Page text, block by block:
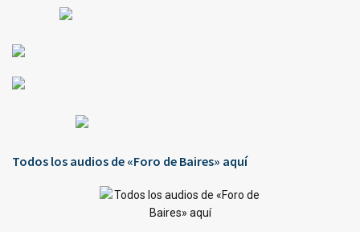
Todos los audios de «Foro de Baires» aquí